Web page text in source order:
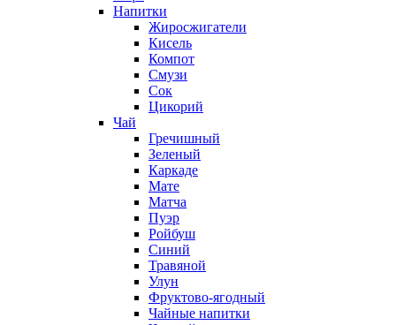
Напитки
Жиросжигатели
Кисель
Компот
Смузи
Сок
Цикорий
Чай
Гречишный
Зеленый
Каркаде
Мате
Матча
Пуэр
Ройбуш
Синий
Травяной
Улун
Фруктово-ягодный
Чайные напитки